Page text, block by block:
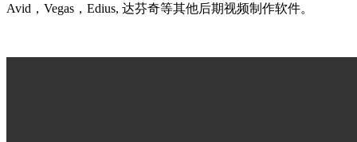
Avid，Vegas，Edius, 达芬奇等其他后期视频制作软件。